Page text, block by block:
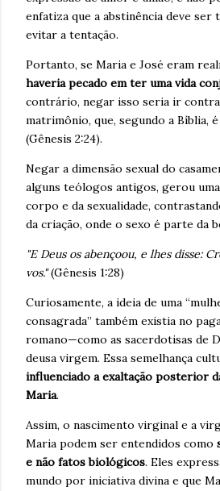
enfatiza que a abstinência deve ser
evitar a tentação.
Portanto, se Maria e José eram
haveria pecado em ter uma vida
contrário, negar isso seria ir
matrimônio, que, segundo a Bíblia, é
(Gênesis 2:24).
Negar a dimensão sexual do
alguns teólogos antigos, gerou
corpo e da sexualidade,
da criação, onde o sexo é parte da
"E Deus os abençoou, e lhes disse:
vos."(Gênesis 1:28)
Curiosamente, a ideia de uma
consagrada” também existia no
romano—como as sacerdotisas de
deusa virgem. Essa semelhança
influenciado a exaltação posterior
Maria.
Assim, o nascimento virginal e a
Maria podem ser entendidos como
e não fatos biológicos. Eles
mundo por iniciativa divina e que